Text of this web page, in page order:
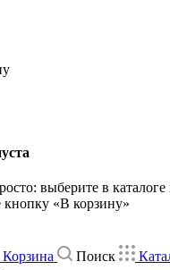
выберите в
«В корзину»
Корзина Поиск